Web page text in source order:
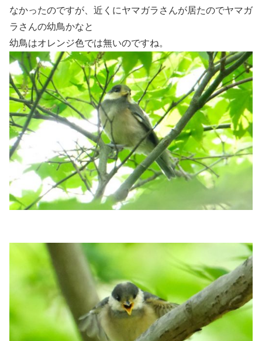
なかったのですが、近くにヤマガラさんが居たのでヤマガ
ラさんの幼鳥かなと
幼鳥はオレンジ色では無いのですね。